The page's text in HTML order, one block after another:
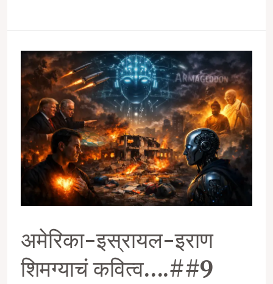
इराण
शिमग्याचं
कवित्व….##11
अमेरिका-इस्रायल-इराण
शिमग्याचं कवित्व….##9